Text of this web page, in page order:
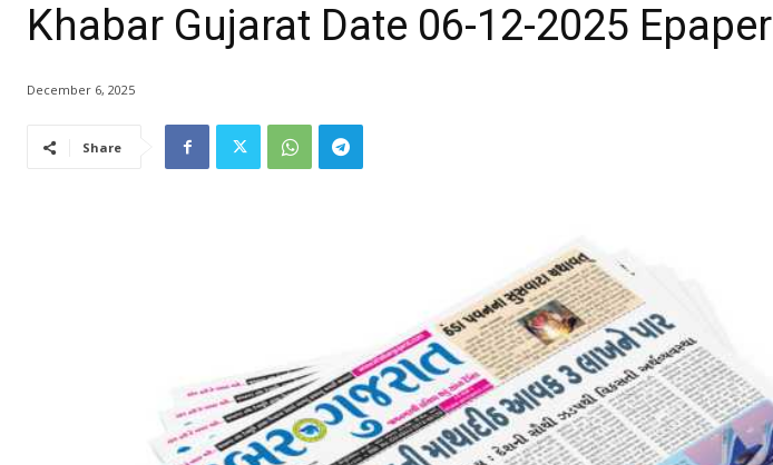
Khabar Gujarat Date 06-12-2025 Epaper
December 6, 2025
Share